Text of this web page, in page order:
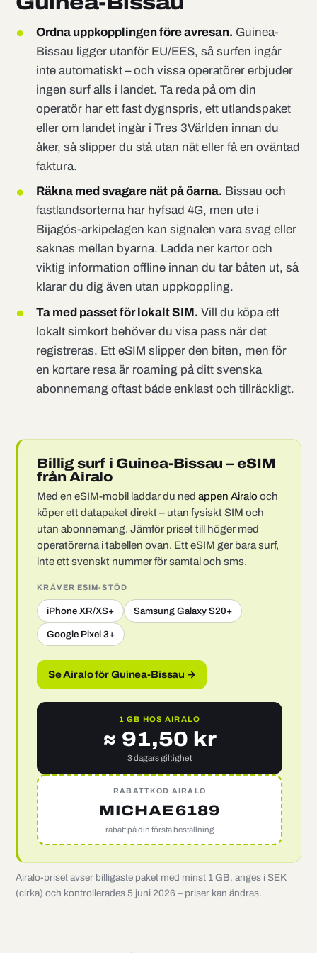
Ordna uppkopplingen före avresan. Guinea-
Bissau ligger utanför EU/EES, så surfen ingår
inte automatiskt – och vissa operatörer erbjuder
ingen surf alls i landet. Ta reda på om din
operatör har ett fast dygnspris, ett utlandspaket
eller om landet ingår i Tres 3Världen innan du
åker, så slipper du stå utan nät eller få en oväntad
faktura.
Räkna med svagare nät på öarna. Bissau och
fastlandsorterna har hyfsad 4G, men ute i
Bijagós-arkipelagen kan signalen vara svag eller
saknas mellan byarna. Ladda ner kartor och
viktig information offline innan du tar båten ut, så
klarar du dig även utan uppkoppling.
Ta med passet för lokalt SIM. Vill du köpa ett
lokalt simkort behöver du visa pass när det
registreras. Ett eSIM slipper den biten, men för
en kortare resa är roaming på ditt svenska
abonnemang oftast både enklast och tillräckligt.
Billig surf i Guinea-Bissau – eSIM
från Airalo
Med en eSIM-mobil laddar du nedappen Airalo och
köper ett datapaket direkt – utan fysiskt SIM och
utan abonnemang. Jämför priset till höger med
operatörerna i tabellen ovan. Ett eSIM ger bara surf,
inte ett svenskt nummer för samtal och sms.
KRÄVER ESIM-STÖD
iPhone XR/XS+ Samsung Galaxy S20+
Google Pixel 3+
Se Airalo för Guinea-Bissau →
1 GB HOS AIRALO
≈ 91,50 kr
3 dagars giltighet
RABATTKOD AIRALO
MICHAE6189
rabatt på din första beställning
Airalo-priset avser billigaste paket med minst 1 GB, anges i SEK
(cirka) och kontrollerades 5 juni 2026 – priser kan ändras.